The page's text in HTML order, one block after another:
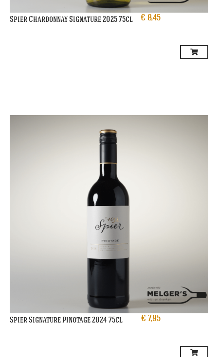
Spier Chardonnay Signature 2025 75cl € 8,45
Spier Signature Pinotage 2024 75cl € 7,95